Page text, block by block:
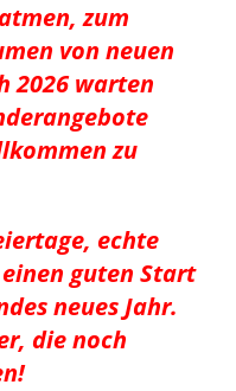
zum
von neuen
2026 warten
zu
echte
guten Start
neues Jahr.
die noch